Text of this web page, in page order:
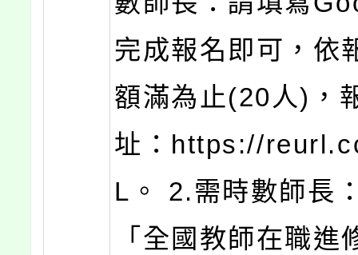
完成報名即可，依
額滿為止(20人)，
址：https://
L。 2.需時數師長
「全國教師在職進